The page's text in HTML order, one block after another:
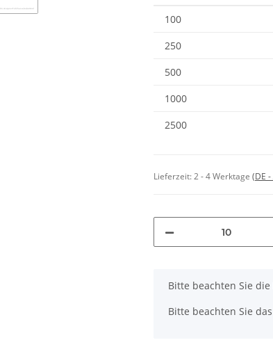
100
250
500
1000
2500
Lieferzeit:2 - 4 Werktage (DE
x
Bitte beachten Sie
Bitte beachten Sie